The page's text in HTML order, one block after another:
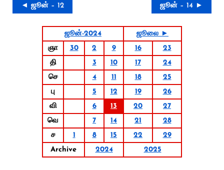
◄ ஜூன் – 12 ஜூன் – 14 ►
ஜூன்-2024
ஜூலை ►
ஞா
30 2 9 16
23
தி
3 10 17
24
செ
4 11 18
25
பு
5 12 19
26
வி
6 13 20
27
வெ
7 14 21
28
ச
1 8 15 22
29
Archive
2024 2025